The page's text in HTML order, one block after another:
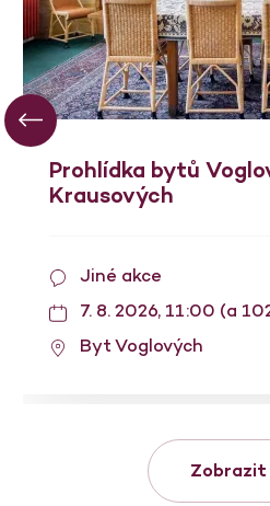
Prohlídka bytů
Krausových
Jiné akce
7. 8. 2026, 11:00 (a
Byt Voglových
Zobrazit